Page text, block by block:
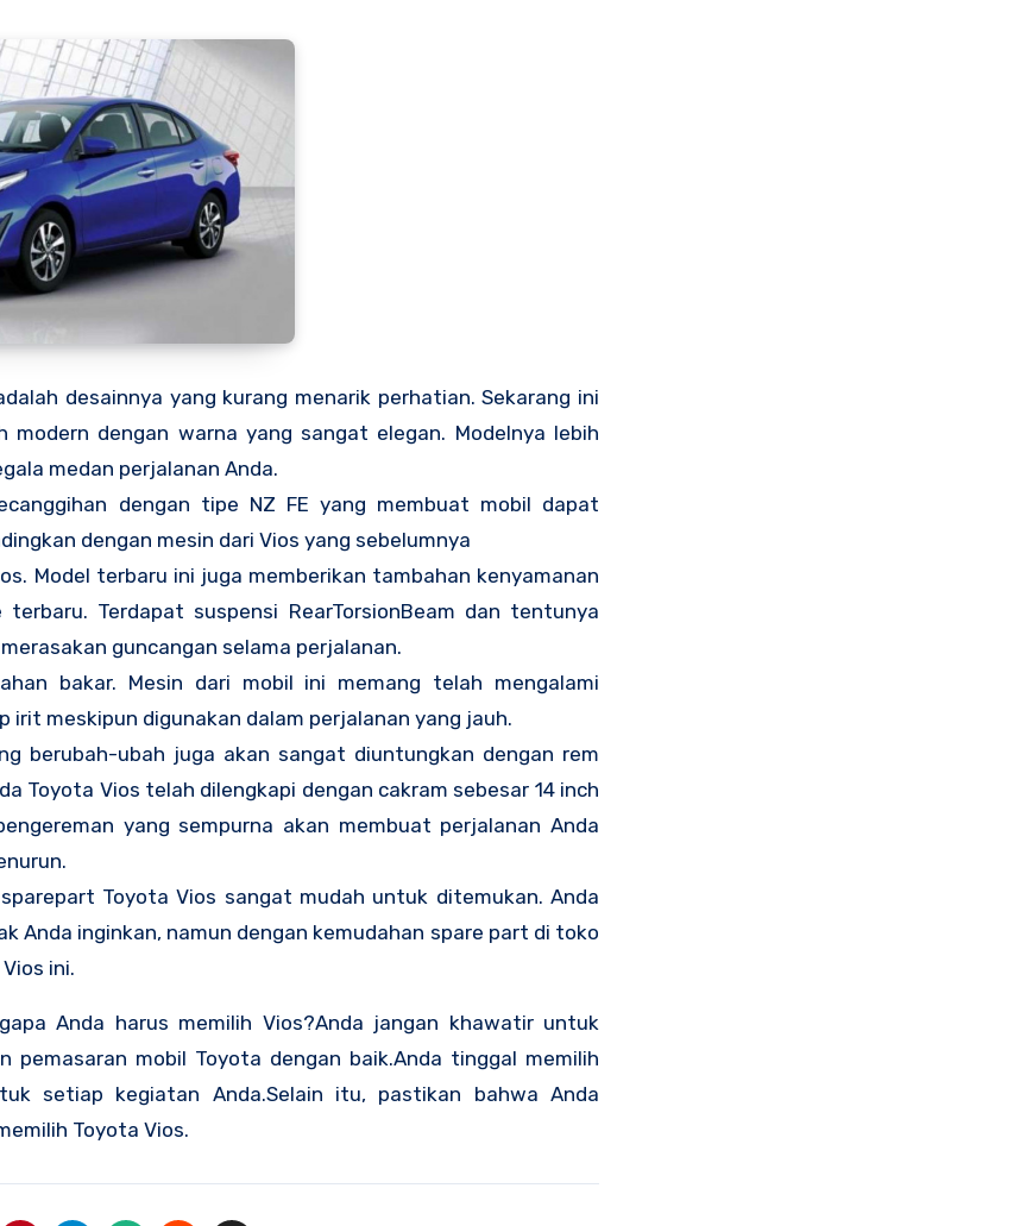
desainnya yang kurang menarik perhatian. Sekarang ini
dengan warna yang sangat elegan. Modelnya lebih
medan perjalanan Anda.
dengan tipe NZ FE yang membuat mobil dapat
dengan mesin dari Vios yang sebelumnya
Model terbaru ini juga memberikan tambahan kenyamanan
Terdapat suspensi RearTorsionBeam dan tentunya
guncangan selama perjalanan.
bakar. Mesin dari mobil ini memang telah mengalami
meskipun digunakan dalam perjalanan yang jauh.
berubah-ubah juga akan sangat diuntungkan dengan rem
Toyota Vios telah dilengkapi dengan cakram sebesar 14 inch
yang sempurna akan membuat perjalanan Anda
Toyota Vios sangat mudah untuk ditemukan. Anda
inginkan, namun dengan kemudahan spare part di toko
ini.
Anda harus memilih Vios?Anda jangan khawatir untuk
pemasaran mobil Toyota dengan baik.Anda tinggal memilih
setiap kegiatan Anda.Selain itu, pastikan bahwa Anda
Toyota Vios.